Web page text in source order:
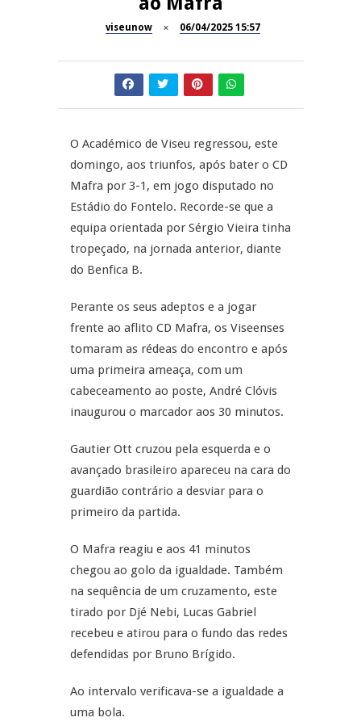
executar no meio natural de
Inauguração Loja do Cidadão
S.J. Pesqueira
Nova de Paiva
Now Opinião – Carolina
Almeida: Documentários de
Tauromaquia na RTP
Feira das Atividades
Económicas de Aguiar da Beira
viseunow 06/04/2025 15:57
O Académico de Viseu regressou, este
domingo, aos triunfos, após bater o CD
Mafra por 3-1, em jogo disputado no
Estádio do Fontelo. Recorde-se que a
equipa orientada por Sérgio Vieira tinha
tropeçado, na jornada anterior, diante
do Benfica B.
Perante os seus adeptos e a jogar
frente ao aflito CD Mafra, os Viseenses
tomaram as rédeas do encontro e após
uma primeira ameaça, com um
cabeceamento ao poste, André Clóvis
inaugurou o marcador aos 30 minutos.
Gautier Ott cruzou pela esquerda e o
avançado brasileiro apareceu na cara do
guardião contrário a desviar para o
primeiro da partida.
O Mafra reagiu e aos 41 minutos
chegou ao golo da igualdade. Também
na sequência de um cruzamento, este
tirado por Djé Nebi, Lucas Gabriel
recebeu e atirou para o fundo das redes
defendidas por Bruno Brígido.
Ao intervalo verificava-se a igualdade a
uma bola.